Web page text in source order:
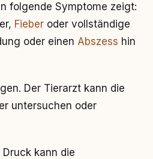
folgende Symptome zeigt:
Fieber oder vollständige
oder einen Abszess hin
Der Tierarzt kann die
untersuchen oder
kann die